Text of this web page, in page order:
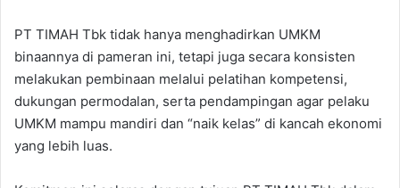
PT TIMAH Tbk tidak hanya menghadirkan UMKM
binaannya di pameran ini, tetapi juga secara konsisten
melakukan pembinaan melalui pelatihan kompetensi,
dukungan permodalan, serta pendampingan agar pelaku
UMKM mampu mandiri dan “naik kelas” di kancah ekonomi
yang lebih luas.